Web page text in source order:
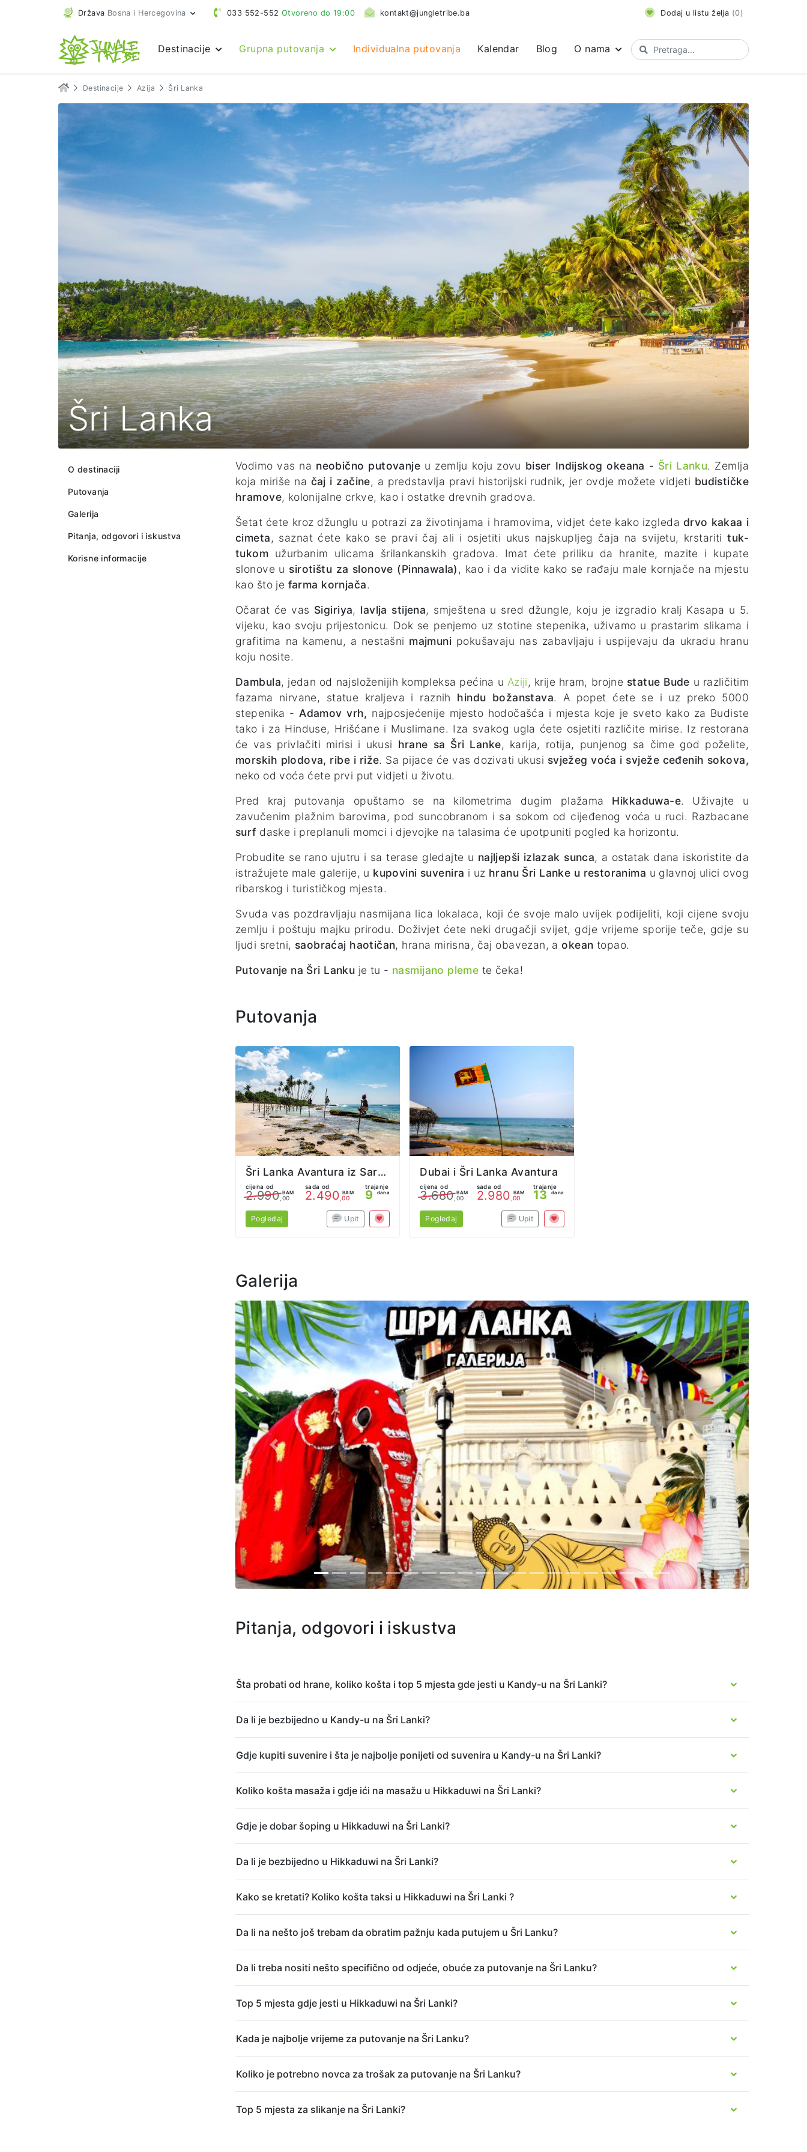
Država Bosna i Hercegovina 033 552-552 Otvoreno do 19:00 kontakt@jungletribe.ba Dodaj u listu želja (0)
Destinacije Grupna putovanja Individualna putovanja Kalendar Blog O nama
Destinacije Azija Šri Lanka
Šri Lanka
Vodimo vas na neobično putovanje u zemlju koju zovu biser Indijskog okeana - Šri Lanku. Zemlja
koja miriše na čaj i začine, a predstavlja pravi historijski rudnik, jer ovdje možete vidjeti budističke
hramove, kolonijalne crkve, kao i ostatke drevnih gradova.
Šetat ćete kroz džunglu u potrazi za životinjama i hramovima, vidjet ćete kako izgleda drvo kakaa i
cimeta, saznat ćete kako se pravi čaj ali i osjetiti ukus najskupljeg čaja na svijetu, krstaritituk-
tukom užurbanim ulicama šrilankanskih gradova. Imat ćete priliku da hranite, mazite i kupate
slonove u sirotištu za slonove (Pinnawala) , kao i da vidite kako se rađaju male kornjače na mjestu
kao što je farma kornjača.
Očarat će vas Sigiriya, lavlja stijena, smještena u sred džungle, koju je izgradio kralj Kasapa u 5.
vijeku, kao svoju prijestonicu. Dok se penjemo uz stotine stepenika, uživamo u prastarim slikama i
grafitima na kamenu, a nestašni majmuni pokušavaju nas zabavljaju i uspijevaju da ukradu hranu
koju nosite.
Dambula, jedan od najsloženijih kompleksa pećina u Aziji, krije hram, brojne statue Bude u različitim
fazama nirvane, statue kraljeva i raznih hindu božanstava. A popet ćete se i uz preko 5000
stepenika - Adamov vrh, najposjećenije mjesto hodočašća i mjesta koje je sveto kako za Budiste
tako i za Hinduse, Hrišćane i Muslimane. Iza svakog ugla ćete osjetiti različite mirise. Iz restorana
će vas privlačiti mirisi i ukusi hrane sa Šri Lanke, karija, rotija, punjenog sa čime god poželite,
morskih plodova, ribe i riže. Sa pijace će vas dozivati ukusi svježeg voća i svježe ceđenih sokova,
neko od voća ćete prvi put vidjeti u životu.
Pred kraj putovanja opuštamo se na kilometrima dugim plažama Hikkaduwa-e. Uživajte u
zavučenim plažnim barovima, pod suncobranom i sa sokom od cijeđenog voća u ruci. Razbacane
surf daske i preplanuli momci i djevojke na talasima će upotpuniti pogled ka horizontu.
Probudite se rano ujutru i sa terase gledajte u najljepši izlazak sunca, a ostatak dana iskoristite da
istražujete male galerije, u kupovini suvenira i uz hranu Šri Lanke u restoranima u glavnoj ulici ovog
ribarskog i turističkog mjesta.
Svuda vas pozdravljaju nasmijana lica lokalaca, koji će svoje malo uvijek podijeliti, koji cijene svoju
zemlju i poštuju majku prirodu. Doživjet ćete neki drugačji svijet, gdje vrijeme sporije teče, gdje su
ljudi sretni, saobraćaj haotičan, hrana mirisna, čaj obavezan, aokean topao.
Putovanje na Šri Lanku je tu - nasmijano pleme te čeka!
Putovanja
Šri Lanka Avantura iz Sarajeva
cijena od
2.990 BAM
,00
sada od
2.490 BAM
,00
trajanje
9 dana
Pogledaj Upit
Dubai i Šri Lanka Avantura
cijena od
3.680 BAM
,00
sada od
2.980 BAM
,00
trajanje
13 dana
Pogledaj Upit
Galerija
Prethodno Sljedeće
Pitanja, odgovori i iskustva
Šta probati od hrane, koliko košta i top 5 mjesta gde jesti u Kandy-u na Šri Lanki?
Da li je bezbijedno u Kandy-u na Šri Lanki?
Gdje kupiti suvenire i šta je najbolje ponijeti od suvenira u Kandy-u na Šri Lanki?
Koliko košta masaža i gdje ići na masažu u Hikkaduwi na Šri Lanki?
Gdje je dobar šoping u Hikkaduwi na Šri Lanki?
Da li je bezbijedno u Hikkaduwi na Šri Lanki?
Kako se kretati? Koliko košta taksi u Hikkaduwi na Šri Lanki ?
Da li na nešto još trebam da obratim pažnju kada putujem u Šri Lanku?
Da li treba nositi nešto specifično od odjeće, obuće za putovanje na Šri Lanku?
Top 5 mjesta gdje jesti u Hikkaduwi na Šri Lanki?
Kada je najbolje vrijeme za putovanje na Šri Lanku?
Koliko je potrebno novca za trošak za putovanje na Šri Lanku?
Top 5 mjesta za slikanje na Šri Lanki?
O destinaciji
Putovanja
Galerija
Pitanja, odgovori i iskustva
Korisne informacije